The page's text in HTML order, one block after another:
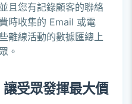
且您有記錄顧客的聯絡
時收集的 Email 或電
離線活動的數據匯總上
。
受眾發揮最大價